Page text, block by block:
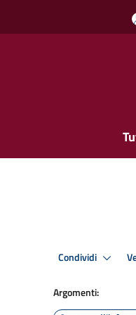
Condividi
Argomenti: